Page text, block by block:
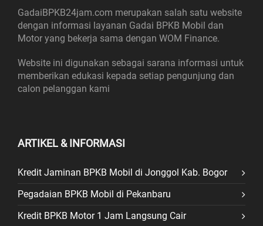
GadaiBPKB24jam.com merupakan salah satu website
dengan informasi layanan Gadai BPKB Mobil dan
Motor yang bekerja sama dengan WOM Finance.
Website ini digunakan sebagai sarana informasi untuk
memberikan edukasi kepada setiap pengunjung dan
calon pelanggan kami
ARTIKEL & INFORMASI
Kredit Jaminan BPKB Mobil di Jonggol Kab. Bogor
Pegadaian BPKB Mobil di Pekanbaru
Kredit BPKB Motor 1 Jam Langsung Cair